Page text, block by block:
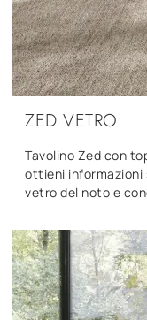
ZED VETRO
Tavolino Zed con
ottieni informazioni
vetro del noto e